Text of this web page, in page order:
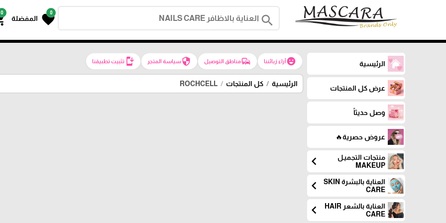
search
0
favorite المفضلة
0
الرئيسية
عرض كل المنتجات
وصل حديثاً
عروض حصرية🔥
منتجات التجميـل
MAKEUP
chevron_left
العناية بالبشرة SKIN
CARE
chevron_left
العناية بالشعر HAIR
CARE
chevron_left
emoji_emotionsآراء زبائننا commuteمناطق التوصيل securityسياسة المتجر install_mobileتثبيت تطبيقنا
الرئيسية كل المنتجات ROCHCELL